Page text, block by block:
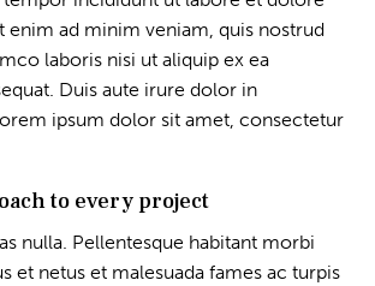
enim ad minim veniam, quis nostrud
laboris nisi ut aliquip ex ea
Duis aute irure dolor in
ipsum dolor sit amet, consectetur
to every project
nulla. Pellentesque habitant morbi
et netus et malesuada fames ac turpis